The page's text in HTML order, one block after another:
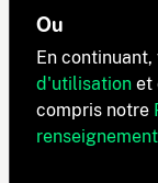
Ou
En
d'utilisation et
compris notre